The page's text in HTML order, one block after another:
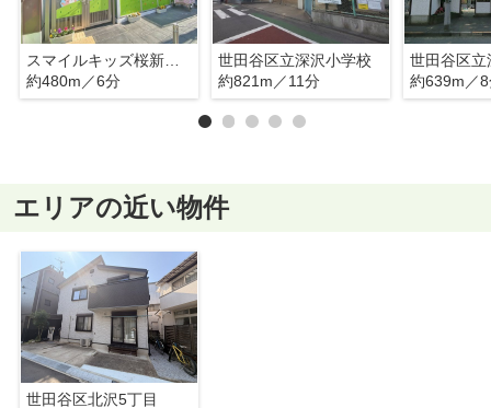
スマイルキッズ桜新町保育園（B棟）
約480m／6分
世田谷区立深沢小学校
約821m／11分
世田谷区立
約639m／
エリアの近い物件
世田谷区北沢5丁目